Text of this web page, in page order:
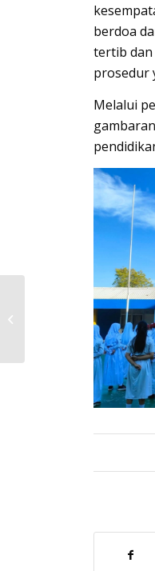
berdoa
tertib dan
prosedur
Melalui
SD Smart Cibinong
Laksanakan Asesmen
Semester II Tahun